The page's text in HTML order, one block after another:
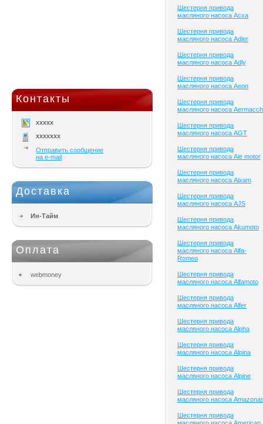
Контакты
xxxxx
xxxxxxx
Отправить сообщение
на e-mail
Доставка
Ин-Тайм
Оплата
webmoney
Шестерня привода
масляного насоса Acxa
Шестерня привода
масляного насоса Adler
Шестерня привода
масляного насоса Adly
Шестерня привода
масляного насоса Aeon
Шестерня привода
масляного насоса
Шестерня привода
масляного насоса AGT
Шестерня привода
масляного насоса Aie motor
Шестерня привода
масляного насоса Aixam
Шестерня привода
масляного насоса AJS
Шестерня привода
масляного насоса Akumoto
Шестерня привода
масляного насоса Alfa-
Romeo
Шестерня привода
масляного насоса Alfamoto
Шестерня привода
масляного насоса Alfer
Шестерня привода
масляного насоса Alpha
Шестерня привода
масляного насоса Alpina
Шестерня привода
масляного насоса Alpine
Шестерня привода
масляного насоса
Шестерня привода